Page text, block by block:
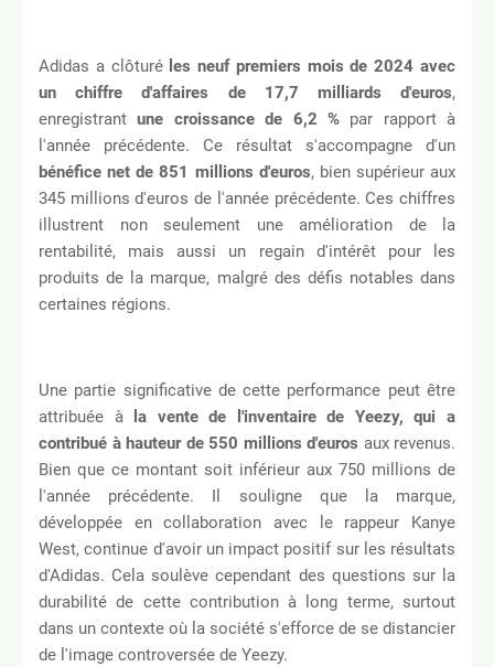
Adidas a clôturé les neuf premiers mois de 2024 avec
un chiffre d'affaires de 17,7 milliards d'euros,
enregistrantune croissance de 6,2 %par rapport à
l'année précédente. Ce résultat s'accompagne d'un
bénéfice net de 851 millions d'euros, bien supérieur aux
345 millions d'euros de l'année précédente. Ces chiffres
illustrent non seulement une amélioration de la
rentabilité, mais aussi un regain d'intérêt pour les
produits de la marque, malgré des défis notables dans
certaines régions.
Une partie significative de cette performance peut être
attribuée à
la vente de l'inventaire de Yeezy, qui a
contribué à hauteur de 550 millions d'euros aux revenus.
Bien que ce montant soit inférieur aux 750 millions de
l'année précédente. Il souligne que la marque,
développée en collaboration avec le rappeur Kanye
West, continue d'avoir un impact positif sur les résultats
d'Adidas. Cela soulève cependant des questions sur la
durabilité de cette contribution à long terme, surtout
dans un contexte où la société s'efforce de se distancier
de l'image controversée de Yeezy.